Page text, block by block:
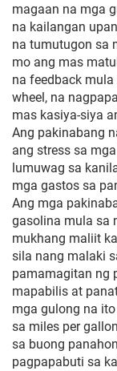
magaan na mga
na kailangan
na tumutugon sa
mo ang mas
na feedback
wheel, na
mas kasiya-siya
Ang pakinabang
ang stress sa
lumuwag sa
mga gastos sa
Ang mga
gasolina mula sa
mukhang maliit
sila nang malaki
pamamagitan ng
mapabilis at
mga gulong na
sa miles per
sa buong
pagpapabuti sa